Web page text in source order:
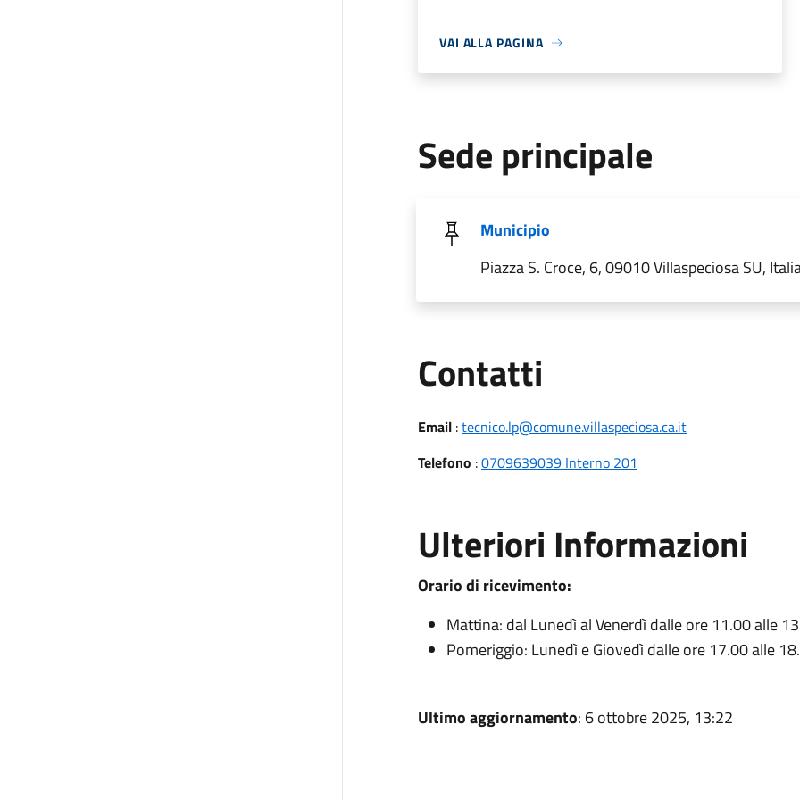
VAI ALLA PAGINA
Sede principale
Municipio
Piazza S. Croce, 6, 09010 Villaspeciosa SU,
Contatti
Email:tecnico.lp@comune.villaspeciosa.ca.it
Telefono :0709639039 Interno 201
Ulteriori Informazioni
Orario di ricevimento:
Mattina: dal Lunedì al Venerdì dalle ore 11.00 alle
Pomeriggio: Lunedì e Giovedì dalle ore 17.00 alle
Ultimo aggiornamento: 6 ottobre 2025, 13:22